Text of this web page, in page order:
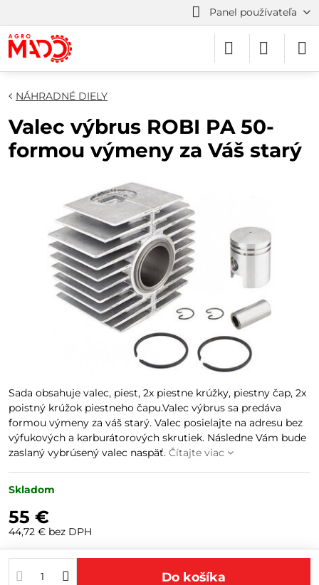
Panel používateľa
NÁHRADNÉ DIELY
Valec výbrus ROBI PA 50-
formou výmeny za Váš starý
Sada obsahuje valec, piest, 2x piestne krúžky, piestny čap, 2x
poistný krúžok piestneho čapu.Valec výbrus sa predáva
formou výmeny za váš starý. Valec posielajte na adresu bez
výfukových a karburátorových skrutiek. Následne Vám bude
zaslaný vybrúsený valec naspäť. Čítajte viac
Skladom
55 €
44,72 € bez DPH
Do košíka